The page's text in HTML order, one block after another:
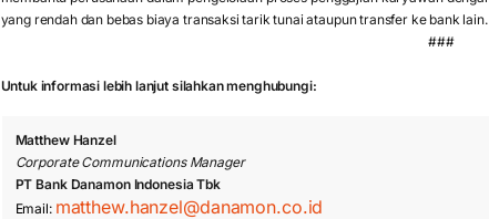
yang rendah dan bebas biaya transaksi tarik tunai ataupun transfer ke bank
###
Untuk informasi lebih lanjut silahkan menghubungi:
Matthew Hanzel
Corporate Communications Manager
PT Bank Danamon Indonesia Tbk
Email: matthew.hanzel@danamon.co.id